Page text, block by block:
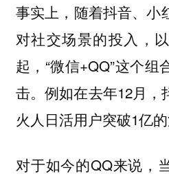
事实上，随着抖音、小
对社交场景的投入，
起，“微信+QQ”这个
击。例如在去年12月，
火人日活用户突破1亿的
对于如今的QQ来说，